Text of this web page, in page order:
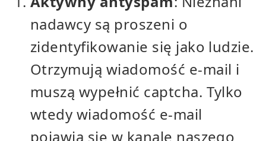
nadawcy są proszeni o
zidentyfikowanie się jako ludzie.
Otrzymują wiadomość e-mail i
muszą wypełnić captcha. Tylko
wtedy wiadomość e-mail
pojawia się w kanale naszego